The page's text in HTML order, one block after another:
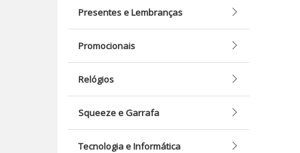
Presentes e Lembranças
Promocionais
Relógios
Squeeze e Garrafa
Tecnologia e Informática